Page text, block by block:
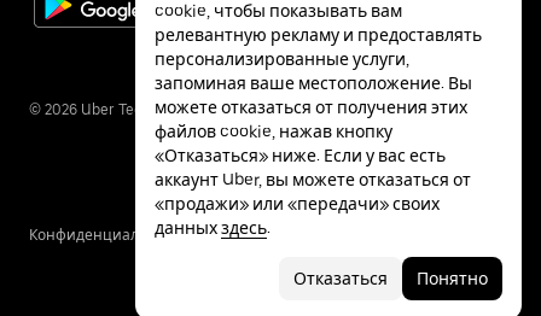
© 2026 Uber Technologies Inc.
КонфиденциальностьСпециальные
cookie, чтобы показывать вам
релевантную рекламу и предоставлять
персонализированные услуги,
запоминая ваше местоположение. Вы
можете отказаться от получения этих
файлов cookie, нажав кнопку
«Отказаться» ниже. Если у вас есть
аккаунт Uber, вы можете отказаться от
«продажи» или «передачи» своих
данныхздесь.
Отказаться Понятно